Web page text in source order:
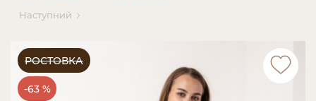
Наступний
РОСТОВКА
-63 %